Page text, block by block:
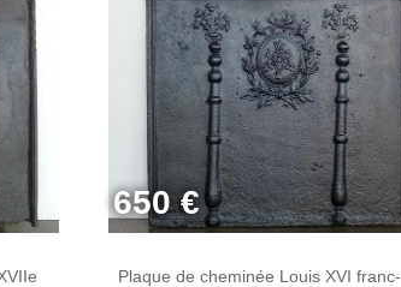
650 €
Plaque de cheminée Louis XVI franc-